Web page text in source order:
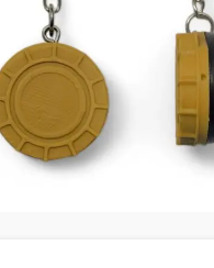
щоб збільшити